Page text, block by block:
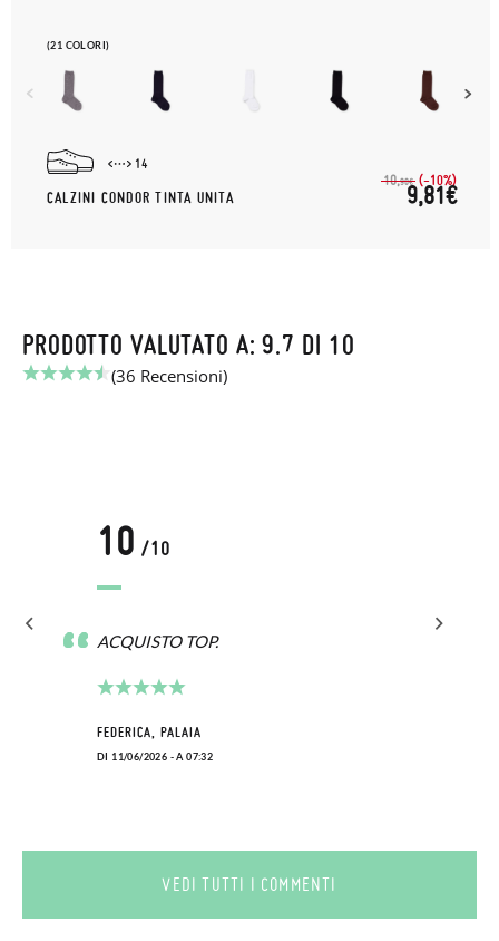
(21 COLORI)
14
CALZINI CONDOR TINTA UNITA
10,90€ (-10%)
9,81€
PRODOTTO VALUTATO A: 9.7 DI 10
(36 Recensioni)
10 /10
ACQUISTO TOP.
FEDERICA, PALAIA
DI 11/06/2026 - A 07:32
VEDI TUTTI I COMMENTI